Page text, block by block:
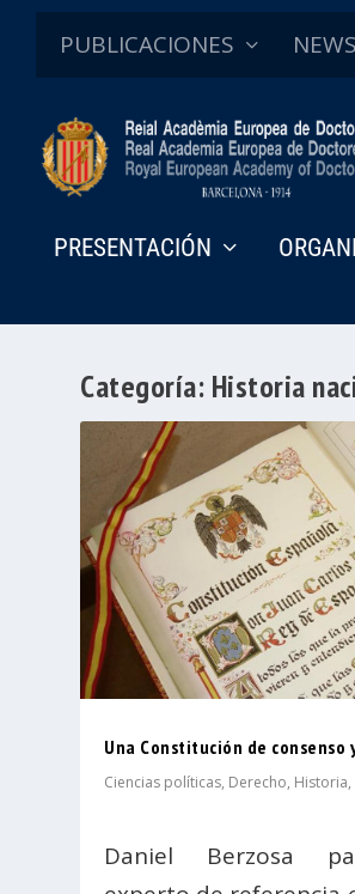
PUBLICACIONES
PRESENTACIÓN
Categoría: Historia
Una Constitución de consenso
Ciencias políticas, Derecho, Historia,
Daniel Berzosa